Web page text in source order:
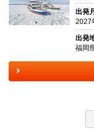
出発月
出発
福岡